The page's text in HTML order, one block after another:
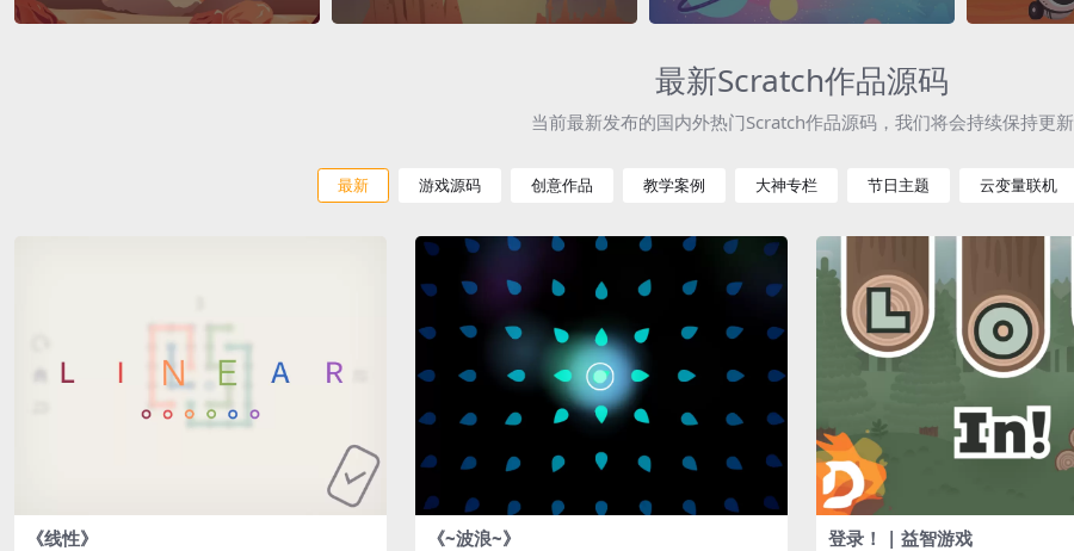
最新Scratch作品源码
当前最新发布的国内外热门Scratch作品源码，我们将会持续保持更新
最新 游戏源码 创意作品 教学案例 大神专栏 节日主题 云变量联机
《线性》 《~波浪~》 登录！ | 益智游戏